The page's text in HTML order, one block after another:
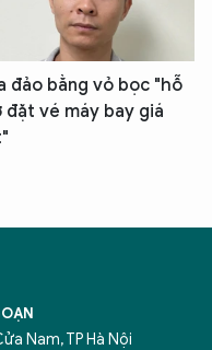
đảo bằng vỏ bọc "hỗ
đặt vé máy bay giá
Nam, TP Hà Nội